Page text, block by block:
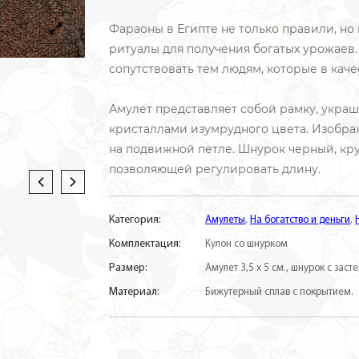
Фараоны в Египте не только правили,
ритуалы для получения богатых
сопутствовать тем людям, которые в
Амулет представляет собой рамку,
кристаллами изумрудного цвета.
на подвижной петле. Шнурок черный,
позволяющей регулировать длину.
Категория: Амулеты, На богатство и деньги,
Комплектация: Кулон со шнурком
Размер: Амулет 3,5 х 5 см., шнурок с
Материал: Бижутерный сплав с покрытием.